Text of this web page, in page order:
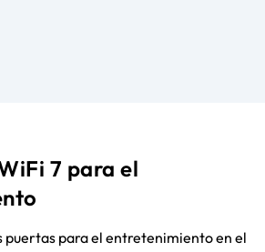
7 para el
puertas para el entretenimiento en el